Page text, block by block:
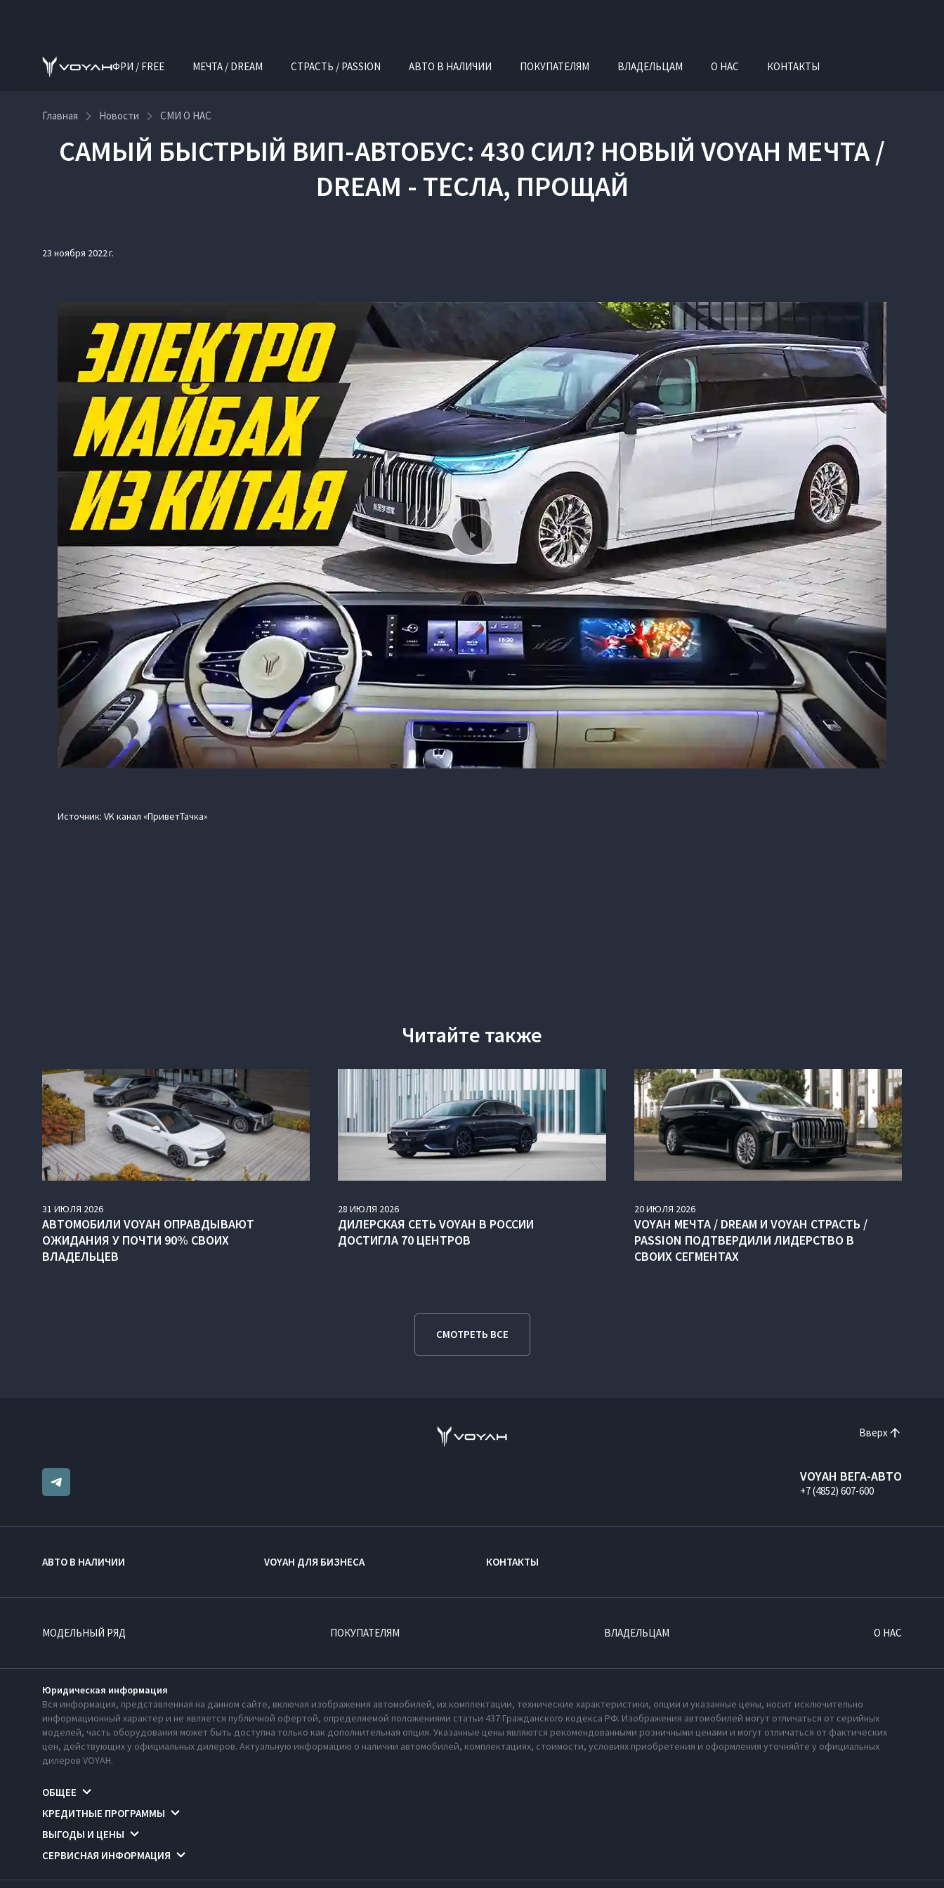
ФРИ / FREE МЕЧТА / DREAM СТРАСТЬ / PASSION АВТО В НАЛИЧИИ ПОКУПАТЕЛЯМ ВЛАДЕЛЬЦАМ О НАС КОНТАКТЫ
Главная Новости СМИ О НАС
САМЫЙ БЫСТРЫЙ ВИП-АВТОБУС: 430 СИЛ? НОВЫЙ VOYAH МЕЧТА /
DREAM - ТЕСЛА, ПРОЩАЙ
23 ноября 2022 г.
Источник: VK канал «ПриветТачка»
Читайте также
31 ИЮЛЯ 2026
АВТОМОБИЛИ VOYAH ОПРАВДЫВАЮТ
ОЖИДАНИЯ У ПОЧТИ 90% СВОИХ
ВЛАДЕЛЬЦЕВ
28 ИЮЛЯ 2026
ДИЛЕРСКАЯ СЕТЬ VOYAH В РОССИИ
ДОСТИГЛА 70 ЦЕНТРОВ
20ИЮЛЯ 2026
VOYAH МЕЧТА / DREAM И VOYAH СТРАСТЬ /
PASSION ПОДТВЕРДИЛИ ЛИДЕРСТВО В
СВОИХ СЕГМЕНТАХ
СМОТРЕТЬ ВСЕ
Вверх
VOYAH ВЕГА-АВТО
+7 (4852) 607-600
АВТО В НАЛИЧИИ VOYAH ДЛЯ БИЗНЕСА КОНТАКТЫ
МОДЕЛЬНЫЙ РЯД ПОКУПАТЕЛЯМ ВЛАДЕЛЬЦАМ О НАС
Юридическая информация
Вся информация, представленная на данном сайте, включая изображения автомобилей, их комплектации, технические характеристики, опции и указанные цены, носит исключительно
информационный характер и не является публичной офертой, определяемой положениями статьи 437 Гражданского кодекса РФ. Изображения автомобилей могут отличаться от серийных
моделей, часть оборудования может быть доступна только как дополнительная опция. Указанные цены являются рекомендованными розничными ценами и могут отличаться от фактических
цен, действующих у официальных дилеров. Актуальную информацию о наличии автомобилей, комплектациях, стоимости, условиях приобретения и оформления уточняйте у официальных
дилеров VOYAH.
ОБЩЕЕ
КРЕДИТНЫЕ ПРОГРАММЫ
ВЫГОДЫ И ЦЕНЫ
СЕРВИСНАЯ ИНФОРМАЦИЯ